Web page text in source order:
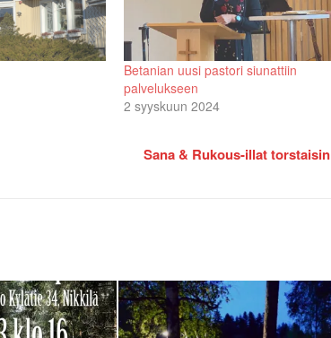
Betanian uusi pastori siunattiin
palvelukseen
2 syyskuun 2024
Sana & Rukous-illat torstaisin